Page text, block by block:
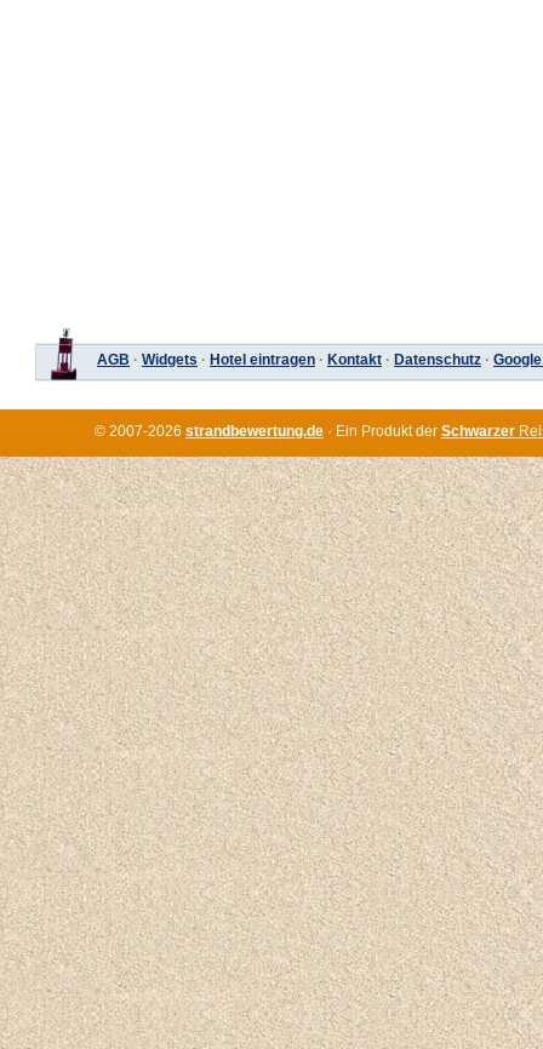
AGB · Widgets · Hotel eintragen · Kontakt · Datenschutz ·
© 2007-2026 strandbewertung.de · Ein Produkt der Schwarzer